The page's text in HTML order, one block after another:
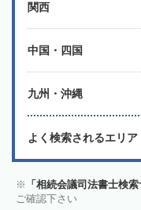
関西
中国・四国
九州・沖縄
よく検索されるエリア
「相続会議司法書士検
ご確認下さい